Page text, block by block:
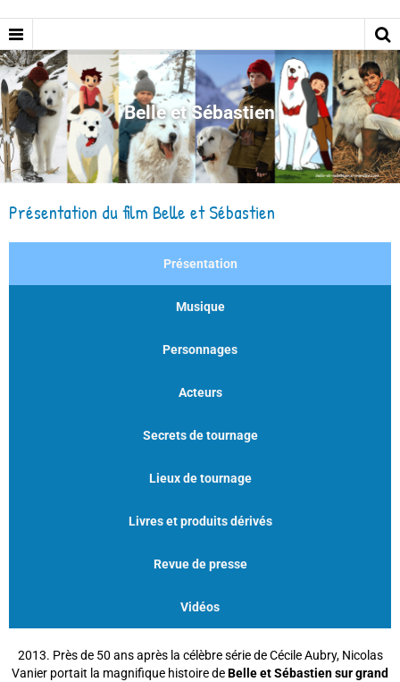
Belle et Sébastien
Présentation du film Belle et Sébastien
Présentation
Musique
Personnages
Acteurs
Secrets de tournage
Lieux de tournage
Livres et produits dérivés
Revue de presse
Vidéos
2013. Près de 50 ans après la célèbre série de Cécile Aubry, Nicolas
Vanier portait la magnifique histoire deBelle et Sébastien sur grand